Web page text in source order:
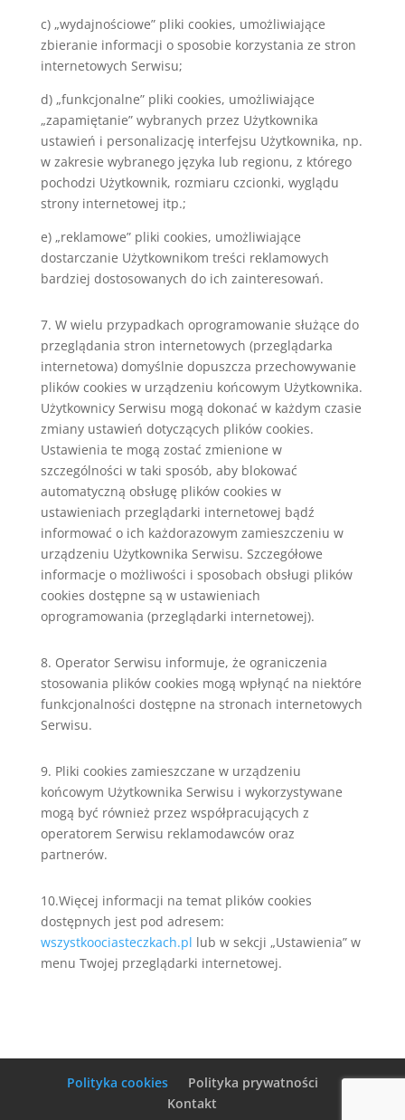
c) „wydajnościowe” pliki cookies, umożliwiające
zbieranie informacji o sposobie korzystania ze stron
internetowych Serwisu;
d) „funkcjonalne” pliki cookies, umożliwiające
„zapamiętanie” wybranych przez Użytkownika
ustawień i personalizację interfejsu Użytkownika, np.
w zakresie wybranego języka lub regionu, z którego
pochodzi Użytkownik, rozmiaru czcionki, wyglądu
strony internetowej itp.;
e) „reklamowe” pliki cookies, umożliwiające
dostarczanie Użytkownikom treści reklamowych
bardziej dostosowanych do ich zainteresowań.
7. W wielu przypadkach oprogramowanie służące do
przeglądania stron internetowych (przeglądarka
internetowa) domyślnie dopuszcza przechowywanie
plików cookies w urządzeniu końcowym Użytkownika.
Użytkownicy Serwisu mogą dokonać w każdym czasie
zmiany ustawień dotyczących plików cookies.
Ustawienia te mogą zostać zmienione w
szczególności w taki sposób, aby blokować
automatyczną obsługę plików cookies w
ustawieniach przeglądarki internetowej bądź
informować o ich każdorazowym zamieszczeniu w
urządzeniu Użytkownika Serwisu. Szczegółowe
informacje o możliwości i sposobach obsługi plików
cookies dostępne są w ustawieniach
oprogramowania (przeglądarki internetowej).
8. Operator Serwisu informuje, że ograniczenia
stosowania plików cookies mogą wpłynąć na niektóre
funkcjonalności dostępne na stronach internetowych
Serwisu.
9. Pliki cookies zamieszczane w urządzeniu
końcowym Użytkownika Serwisu i wykorzystywane
mogą być również przez współpracujących z
operatorem Serwisu reklamodawców oraz
partnerów.
10.Więcej informacji na temat plików cookies
dostępnych jest pod adresem:
wszystkoociasteczkach.pl lub w sekcji „Ustawienia” w
menu Twojej przeglądarki internetowej.
Polityka cookies
Polityka prywatności
Kontakt